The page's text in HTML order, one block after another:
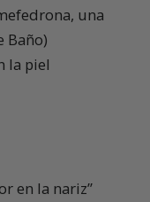
una
Baño)
la piel
en la nariz”